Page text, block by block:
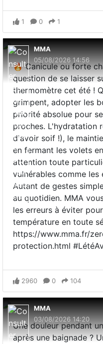
1 0 1
MMA
05/08/2026 14:56
🔥 Canicule ou forte
question de se laisser
thermomètre cet été !
grimpent, adopter les
priorité absolue pour
proches. L'hydratation
d'avoir soif !), le
en fermant les volets
attention toute
vulnérables comme les
Autant de gestes
au quotidien. MMA
les erreurs à éviter
température en toute
https://www.mma.fr/
protection.html
2960 0 104
MMA
03/08/2026 14:20
Une douleur pendant
après une baignade ?